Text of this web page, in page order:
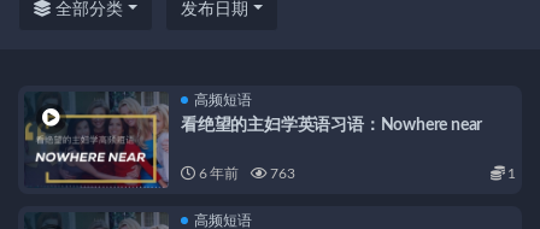
全部分类 发布日期
高频短语
看绝望的主妇学英语习语：Nowhere near
6 年前 763 1
高频短语